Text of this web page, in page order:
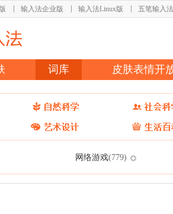
输入法企业版 输入法Linux版 五笔输入法
词库 皮肤表情开
网络游戏(779)